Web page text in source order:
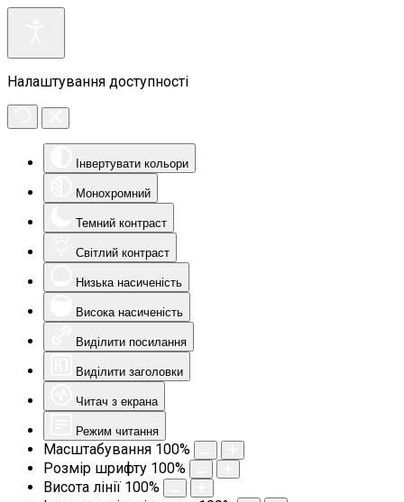
Налаштування доступності
Інвертувати кольори
Монохромний
Темний контраст
Світлий контраст
Низька насиченість
Висока насиченість
Виділити посилання
Виділити заголовки
Читач з екрана
Режим читання
Масштабування 100%
Розмір шрифту 100%
Висота лінії 100%